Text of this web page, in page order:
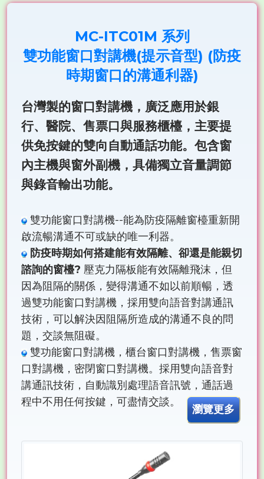
MC-ITC01M 系列
雙功能窗口對講機(提示音型) (防疫
時期窗口的溝通利器)
台灣製的窗口對講機，廣泛應用於銀
行、醫院、售票口與服務櫃檯，主要提
供免按鍵的雙向自動通話功能。包含窗
內主機與窗外副機，具備獨立音量調節
與錄音輸出功能。
雙功能窗口對講機--能為防疫隔離窗檯重新開
啟流暢溝通不可或缺的唯一利器。
防疫時期如何搭建能有效隔離、卻還是能親切
諮詢的窗檯? 壓克力隔板能有效隔離飛沫，但
因為阻隔的關係，變得溝通不如以前順暢，透
過雙功能窗口對講機，採用雙向語音對講通訊
技術，可以解決因阻隔所造成的溝通不良的問
題，交談無阻礙。
雙功能窗口對講機，櫃台窗口對講機，售票窗
口對講機，密閉窗口對講機。採用雙向語音對
講通訊技術，自動識別處理語音訊號，通話過
程中不用任何按鍵，可盡情交談。
瀏覽更多